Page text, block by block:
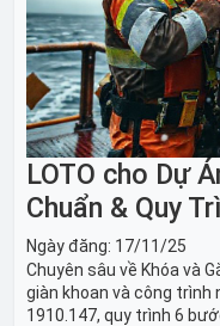
LOTO cho Dự
Chuẩn & Quy
Ngày đăng: 17/11/25
Chuyên sâu về Khóa và
giàn khoan và công trình
1910.147, quy trình 6